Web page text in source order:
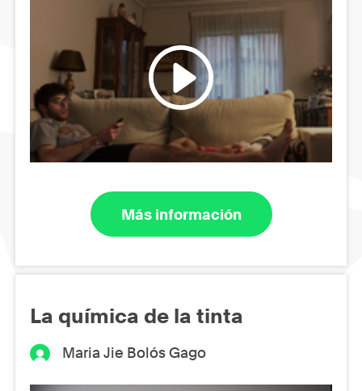
Más información
La química de la tinta
Maria Jie Bolós Gago